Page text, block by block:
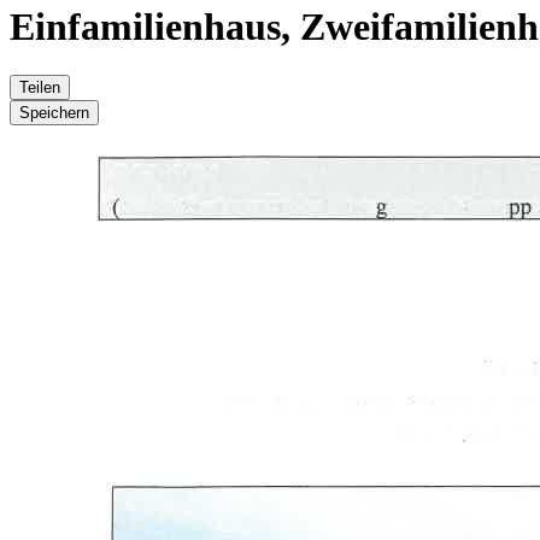
Einfamilienhaus,
Teilen
Speichern